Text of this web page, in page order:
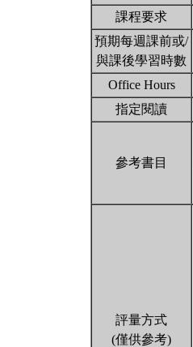
課程要求
預期每週課前或/
與課後學習時數
Office Hours
指定閱讀
參考書目
評量方式
(僅供參考)